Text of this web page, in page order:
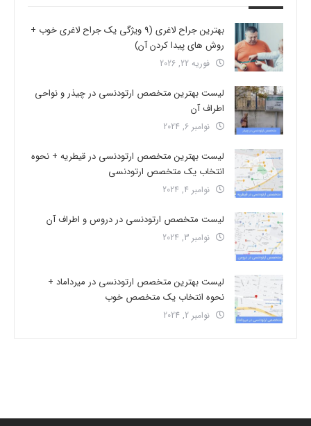
بهترین جراح لاغری (9 ویژگی یک جراح لاغری خوب +
روش های پیدا کردن آن)
فوریه 22, 2026
لیست بهترین متخصص ارتودنسی در چیذر و نواحی
اطراف آن
نوامبر 6, 2024
لیست بهترین متخصص ارتودنسی در قیطریه + نحوه
انتخاب یک متخصص ارتودنسی
نوامبر 4, 2024
لیست متخصص ارتودنسی در دروس و اطراف آن
نوامبر 3, 2024
لیست بهترین متخصص ارتودنسی در میرداماد +
نحوه انتخاب یک متخصص خوب
نوامبر 2, 2024